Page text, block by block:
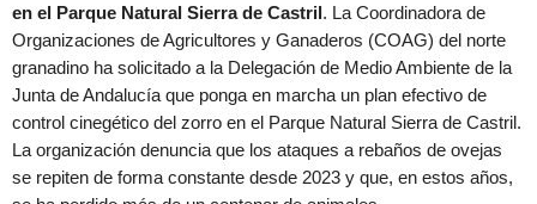
en el Parque Natural Sierra de Castril. La Coordinadora de
Organizaciones de Agricultores y Ganaderos (COAG) del norte
granadino ha solicitado a la Delegación de Medio Ambiente de la
Junta de Andalucía que ponga en marcha un plan efectivo de
control cinegético del zorro en el Parque Natural Sierra de Castril.
La organización denuncia que los ataques a rebaños de ovejas
se repiten de forma constante desde 2023 y que, en estos años,